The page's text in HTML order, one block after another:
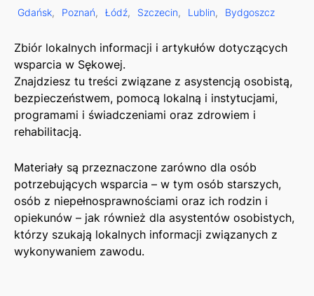
Gdańsk
Poznań Łódź Szczecin Lublin Bydgoszcz
Zbiór lokalnych informacji i artykułów dotyczących
wsparcia w Sękowej.
Znajdziesz tu treści związane z asystencją osobistą,
bezpieczeństwem, pomocą lokalną i instytucjami,
programami i świadczeniami oraz zdrowiem i
rehabilitacją.
Materiały są przeznaczone zarówno dla osób
potrzebujących wsparcia – w tym osób starszych,
osób z niepełnosprawnościami oraz ich rodzin i
opiekunów – jak również dla asystentów osobistych,
którzy szukają lokalnych informacji związanych z
wykonywaniem zawodu.